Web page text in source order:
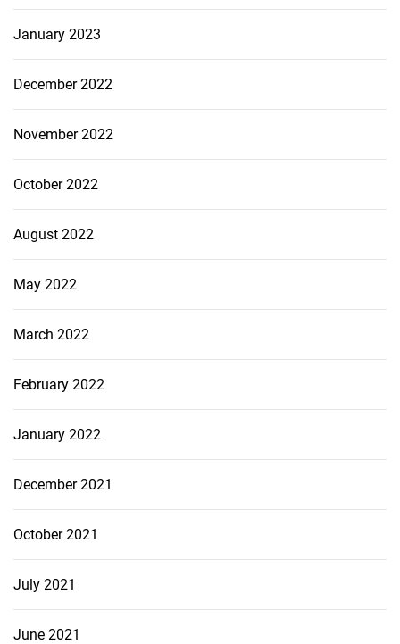
January 2023
December 2022
November 2022
October 2022
August 2022
May 2022
March 2022
February 2022
January 2022
December 2021
October 2021
July 2021
June 2021